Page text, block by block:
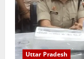
Uttar Pradesh